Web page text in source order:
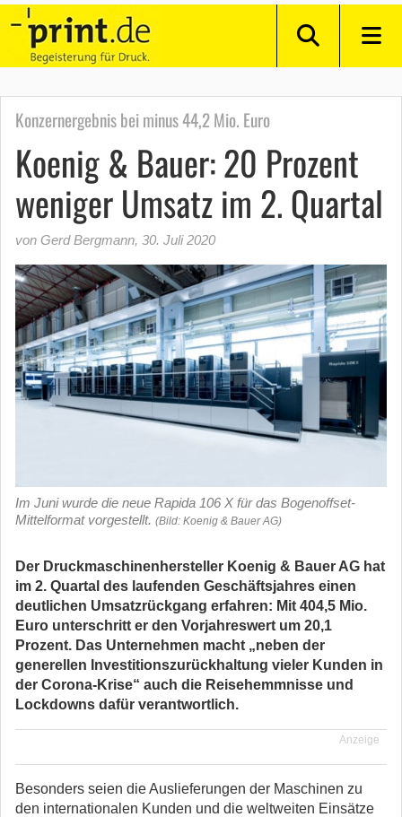
Konzernergebnis bei minus 44,2 Mio. Euro
Koenig & Bauer: 20 Prozent
weniger Umsatz im 2. Quartal
von Gerd Bergmann, 30. Juli 2020
Im Juni wurde die neue Rapida 106 X für das Bogenoffset-
Mittelformat vorgestellt. (Bild: Koenig & Bauer AG)
Der Druckmaschinenhersteller Koenig & Bauer AG hat
im 2. Quartal des laufenden Geschäftsjahres einen
deutlichen Umsatzrückgang erfahren: Mit 404,5 Mio.
Euro unterschritt er den Vorjahreswert um 20,1
Prozent. Das Unternehmen macht „neben der
generellen Investitionszurückhaltung vieler Kunden in
der Corona-Krise“ auch die Reisehemmnisse und
Lockdowns dafür verantwortlich.
Anzeige
Besonders seien die Auslieferungen der Maschinen zu
den internationalen Kunden und die weltweiten Einsätze